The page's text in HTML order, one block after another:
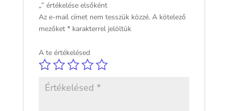
„” értékelése elsőként
Az e-mail címet nem tesszük közzé. A kötelező
mezőket *karakterrel jelöltük
A te értékelésed